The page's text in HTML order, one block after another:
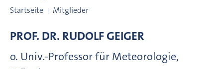
Startseite Mitglieder
PROF. DR. RUDOLFGEIGER
o. Univ.-Professor für Meteorologie,